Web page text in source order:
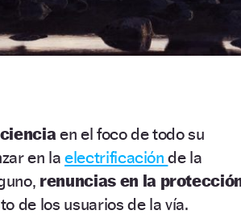
en el foco de todo su
en laelectrificaciónde la
renuncias en la
de los usuarios de la vía.